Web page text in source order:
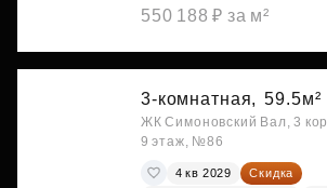
550 188 ₽ за м²
3-комнатная, 59.5м²
ЖК Симоновский Вал, 3
9 этаж, №86
4 кв 2029
Скидка